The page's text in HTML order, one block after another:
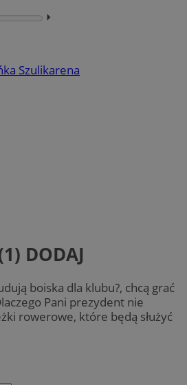
⏵︎
Szulikarena
DODAJ
boiska dla klubu?, chcą grać
Pani prezydent nie
rowerowe, które będą służyć